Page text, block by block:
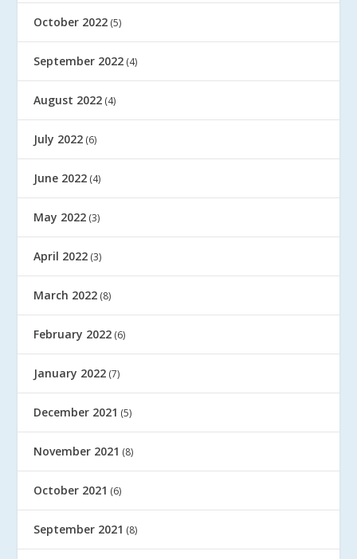
October 2022 (5)
September 2022 (4)
August 2022 (4)
July 2022 (6)
June 2022 (4)
May 2022 (3)
April 2022 (3)
March 2022 (8)
February 2022 (6)
January 2022 (7)
December 2021 (5)
November 2021 (8)
October 2021 (6)
September 2021 (8)